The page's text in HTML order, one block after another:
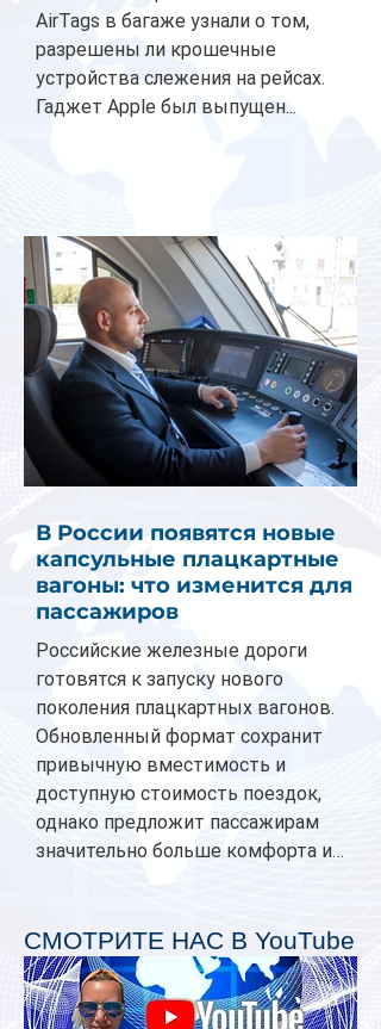
AirTags в багаже узнали о том,
разрешены ли крошечные
устройства слежения на рейсах.
Гаджет Apple был выпущен...
В России появятся новые
капсульные плацкартные
вагоны: что изменится для
пассажиров
Российские железные дороги
готовятся к запуску нового
поколения плацкартных вагонов.
Обновленный формат сохранит
привычную вместимость и
доступную стоимость поездок,
однако предложит пассажирам
значительно больше комфорта и
планируется начать в 2027 году.
Одним из главных нововведений
станут индивидуальные шторки у
каждого спального места. Они
СМОТРИТЕ НАС В YouTube